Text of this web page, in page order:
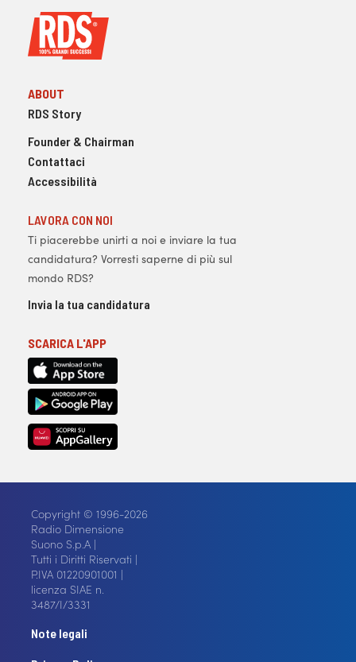
ABOUT
RDS Story
Founder & Chairman
Contattaci
Accessibilità
LAVORA CON NOI
Ti piacerebbe unirti a noi e inviare la tua
candidatura? Vorresti saperne di più sul
mondo RDS?
Invia la tua candidatura
SCARICA L'APP
Copyright © 1996-2026
Radio Dimensione
Suono S.p.A |
Tutti i Diritti Riservati |
P.IVA 01220901001 |
licenza SIAE n.
3487/I/3331
Note legali